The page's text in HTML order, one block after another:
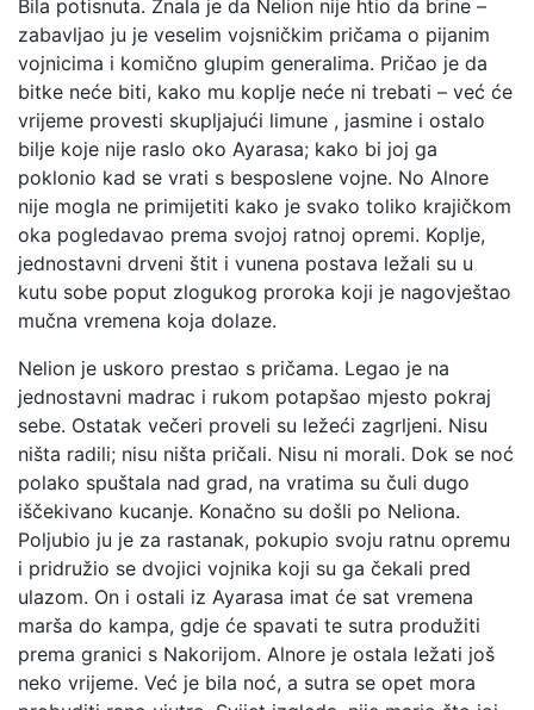
Bila potisnuta. Znala je da Nelion nije htio da brine –
zabavljao ju je veselim vojsničkim pričama o pijanim
vojnicima i komično glupim generalima. Pričao je da
bitke neće biti, kako mu koplje neće ni trebati – već će
vrijeme provesti skupljajući limune , jasmine i ostalo
bilje koje nije raslo oko Ayarasa; kako bi joj ga
poklonio kad se vrati s besposlene vojne. No Alnore
nije mogla ne primijetiti kako je svako toliko krajičkom
oka pogledavao prema svojoj ratnoj opremi. Koplje,
jednostavni drveni štit i vunena postava ležali su u
kutu sobe poput zlogukog proroka koji je nagovještao
mučna vremena koja dolaze.
Nelion je uskoro prestao s pričama. Legao je na
jednostavni madrac i rukom potapšao mjesto pokraj
sebe. Ostatak večeri proveli su ležeći zagrljeni. Nisu
ništa radili; nisu ništa pričali. Nisu ni morali. Dok se noć
polako spuštala nad grad, na vratima su čuli dugo
iščekivano kucanje. Konačno su došli po Neliona.
Poljubio ju je za rastanak, pokupio svoju ratnu opremu
i pridružio se dvojici vojnika koji su ga čekali pred
ulazom. On i ostali iz Ayarasa imat će sat vremena
marša do kampa, gdje će spavati te sutra produžiti
prema granici s Nakorijom. Alnore je ostala ležati još
neko vrijeme. Već je bila noć, a sutra se opet mora